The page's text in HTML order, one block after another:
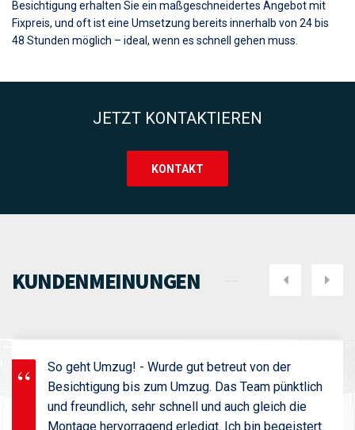
Umzüge auch kurzfristig organisieren. Nach einer kostenlosen
Besichtigung erhalten Sie ein maßgeschneidertes Angebot mit
Fixpreis, und oft ist eine Umsetzung bereits innerhalb von 24 bis
KONTAKT
So geht Umzug! - Wurde gut betreut von der
Besichtigung bis zum Umzug. Das Team pünktlich
und freundlich, sehr schnell und auch gleich die